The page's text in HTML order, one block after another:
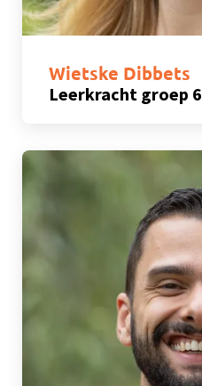
Wietske Dibbets
Leerkracht groep 6